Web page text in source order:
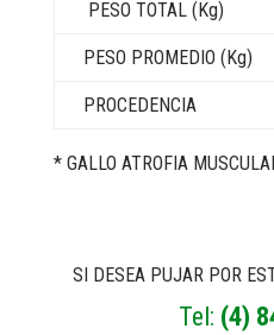
* GALLO ATROFIA
SI DESEA PUJAR POR
Tel: (4)